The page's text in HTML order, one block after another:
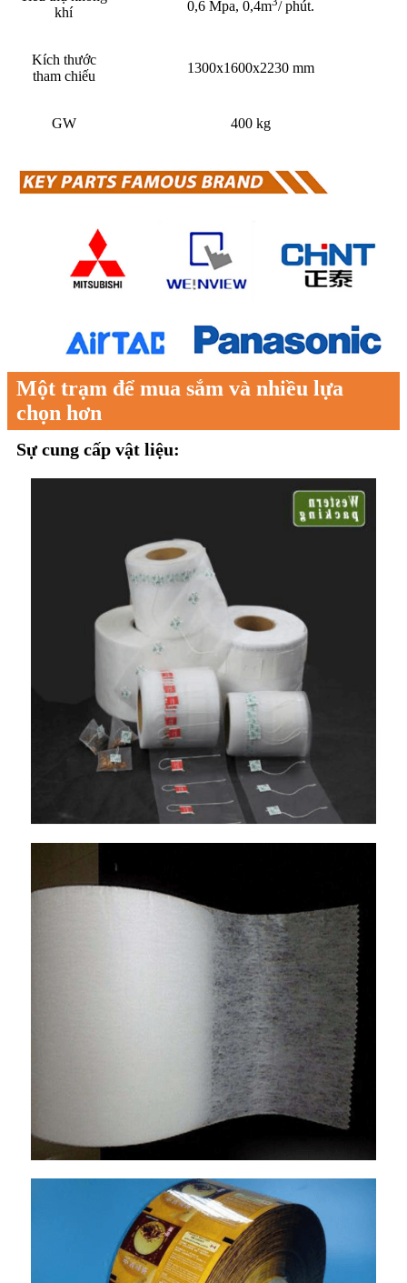
khí
0,6 Mpa, 0,4m / phút.
Kích thước
tham chiếu
1300x1600x2230 mm
GW 400 kg
Một trạm để mua sắm và nhiều lựa
chọn hơn
Sự cung cấp vật liệu: